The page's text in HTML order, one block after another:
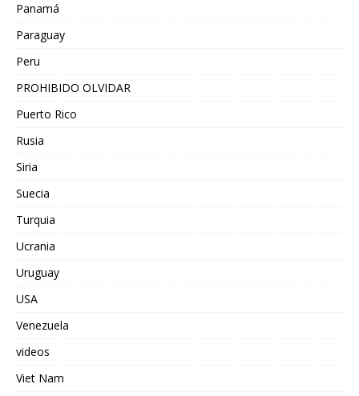
Panamá
Paraguay
Peru
PROHIBIDO OLVIDAR
Puerto Rico
Rusia
Siria
Suecia
Turquia
Ucrania
Uruguay
USA
Venezuela
videos
Viet Nam